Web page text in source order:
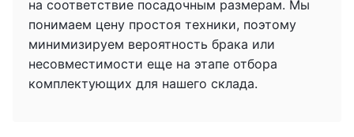
на соответствие посадочным размерам. Мы
понимаем цену простоя техники, поэтому
минимизируем вероятность брака или
несовместимости еще на этапе отбора
комплектующих для нашего склада.